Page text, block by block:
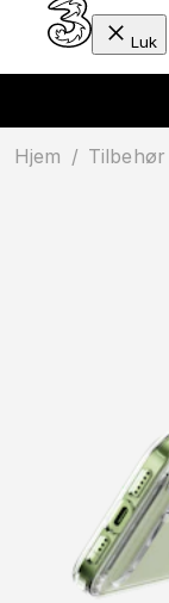
Luk
Hjem / Tilbehør